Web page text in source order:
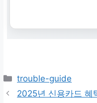
카
테
trouble-guide
2025년 신용카드 혜